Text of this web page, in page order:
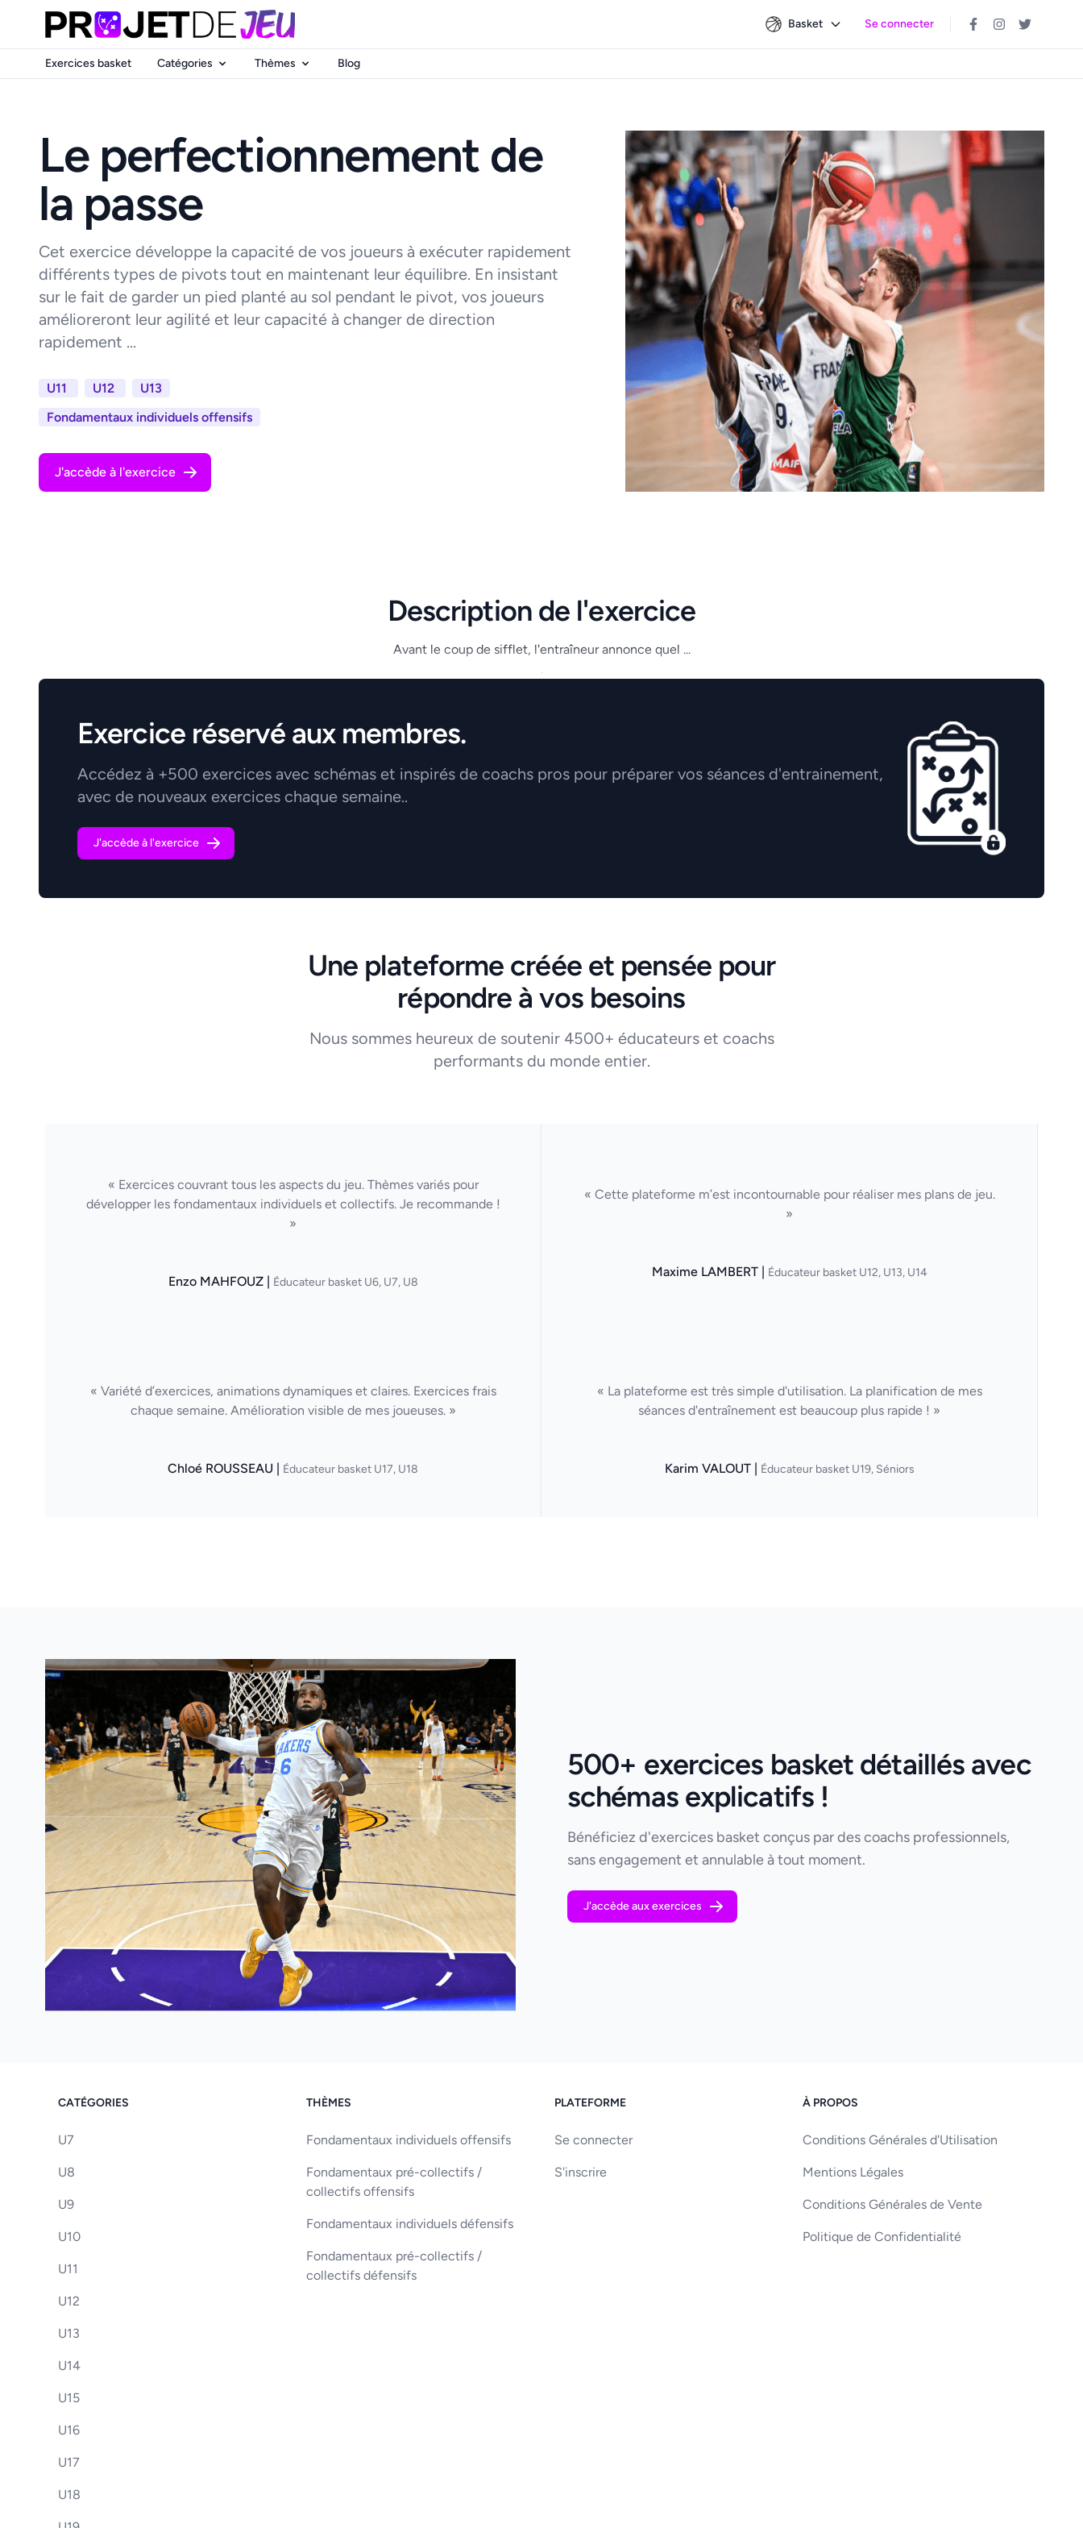
Basket Se connecter
Exercices basket Catégories Thèmes Blog
Le perfectionnement de
la passe
Cet exercice développe la capacité de vos joueurs à exécuter rapidement
différents types de pivots tout en maintenant leur équilibre. En insistant
sur le fait de garder un pied planté au sol pendant le pivot, vos joueurs
amélioreront leur agilité et leur capacité à changer de direction
rapidement ...
U11 U12
U13
Fondamentaux individuels offensifs
J'accède à l'exercice
Description de l'exercice
Avant le coup de sifflet, l'entraîneur annonce quel ...
.
Exercice réservé aux membres.
Accédez à +500 exercices avec schémas et inspirés de coachs pros pour préparer vos séances d'entrainement,
avec de nouveaux exercices chaque semaine..
J'accède à l'exercice
Une plateforme créée et pensée pour
répondre à vos besoins
Nous sommes heureux de soutenir 4500+ éducateurs et coachs
performants du monde entier.
« Exercices couvrant tous les aspects du jeu. Thèmes variés pour
développer les fondamentaux individuels et collectifs. Je recommande !
»
Enzo MAHFOUZ | Éducateur basket U6, U7, U8
« Cette plateforme m’est incontournable pour réaliser mes plans de jeu.
»
Maxime LAMBERT | Éducateur basket U12, U13, U14
« Variété d’exercices, animations dynamiques et claires. Exercices frais
chaque semaine. Amélioration visible de mes joueuses. »
Chloé ROUSSEAU | Éducateur basket U17, U18
« La plateforme est très simple d'utilisation. La planification de mes
séances d'entraînement est beaucoup plus rapide ! »
Karim VALOUT | Éducateur basket U19, Séniors
500+ exercices basket détaillés avec
schémas explicatifs !
Bénéficiez d'exercices basket conçus par des coachs professionnels,
sans engagement et annulable à tout moment.
J'accède aux exercices
CATÉGORIES
U7
U8
U9
U10
U11
U12
U13
U14
U15
U16
U17
U18
THÈMES
Fondamentaux individuels offensifs
Fondamentaux pré-collectifs /
collectifs offensifs
Fondamentaux individuels défensifs
Fondamentaux pré-collectifs /
collectifs défensifs
PLATEFORME
Se connecter
S'inscrire
À PROPOS
Conditions Générales d'Utilisation
Mentions Légales
Conditions Générales de Vente
Politique de Confidentialité